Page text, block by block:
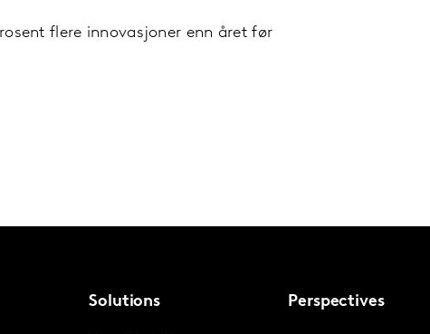
flere innovasjoner enn året før
Solutions Perspectives